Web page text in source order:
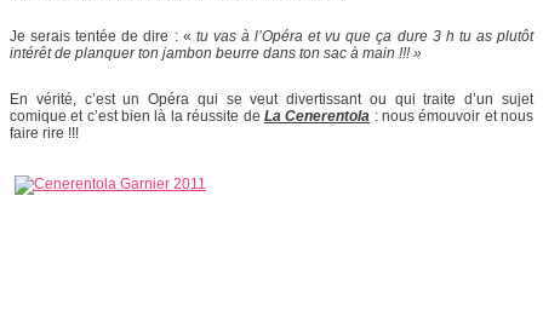
Je serais tentée de dire : « tu vas à l’Opéra et vu que ça dure 3 h tu as plutôt
intérêt de planquer ton jambon beurre dans ton sac à main !!! »
En vérité, c’est un Opéra qui se veut divertissant ou qui traite d’un sujet
comique et c’est bien là la réussite de La Cenerentola : nous émouvoir et nous
faire rire !!!